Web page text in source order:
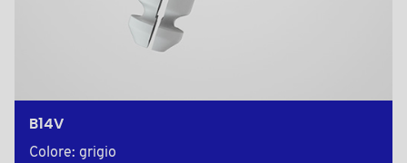
B14V
Colore: grigio